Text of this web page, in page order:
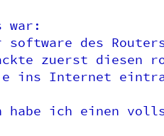
war:
software des
zuerst diesen
ins Internet
habe ich einen